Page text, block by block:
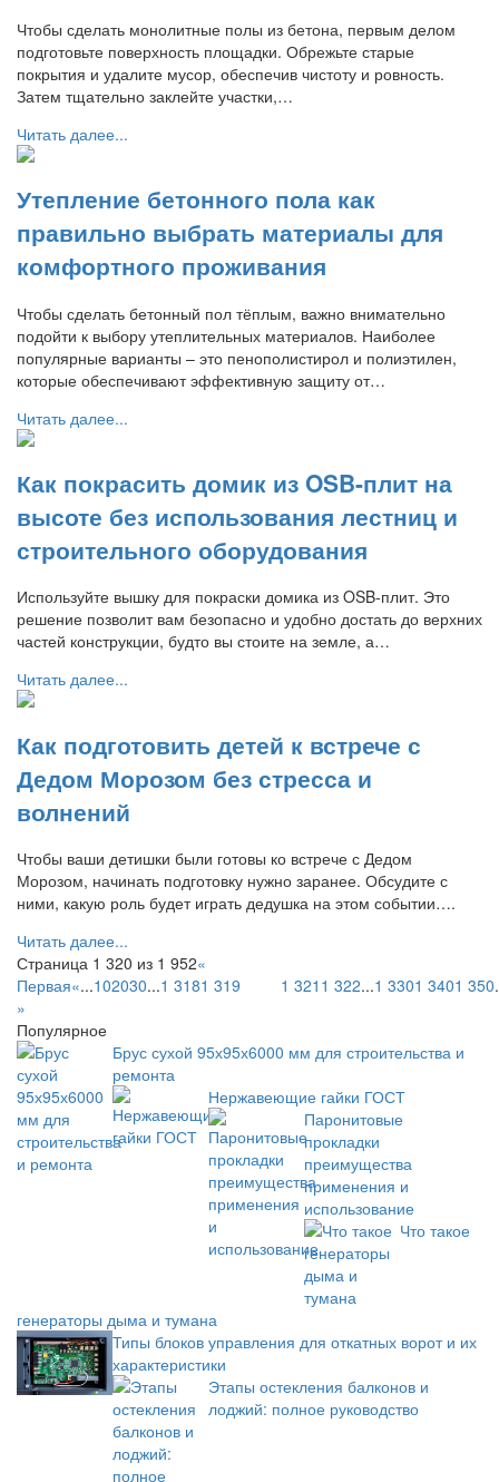
Чтобы сделать монолитные полы из бетона, первым делом
подготовьте поверхность площадки. Обрежьте старые
покрытия и удалите мусор, обеспечив чистоту и ровность.
Затем тщательно заклейте участки,…
Читать далее...
Утепление бетонного пола как
правильно выбрать материалы для
комфортного проживания
Чтобы сделать бетонный пол тёплым, важно внимательно
подойти к выбору утеплительных материалов. Наиболее
популярные варианты – это пенополистирол и полиэтилен,
которые обеспечивают эффективную защиту от…
Читать далее...
Как покрасить домик из OSB-плит на
высоте без использования лестниц и
строительного оборудования
Используйте вышку для покраски домика из OSB-плит. Это
решение позволит вам безопасно и удобно достать до верхних
частей конструкции, будто вы стоите на земле, а…
Читать далее...
Как подготовить детей к встрече с
Дедом Морозом без стресса и
волнений
Чтобы ваши детишки были готовы ко встрече с Дедом
Морозом, начинать подготовку нужно заранее. Обсудите с
ними, какую роль будет играть дедушка на этом событии….
Читать далее...
Страница 1 320 из 1 952«
Первая«...102030...1 3181 319 1 321 1 322...1 3301 3401 350
»
Популярное
Брус сухой 95х95х6000 мм для строительства и
ремонта
Нержавеющие гайки ГОСТ
Паронитовые
прокладки
преимущества
применения и
использование
Что такое
генераторы дыма и тумана
Типы блоков управления для откатных ворот и их
характеристики
Этапы остекления балконов и
лоджий: полное руководство